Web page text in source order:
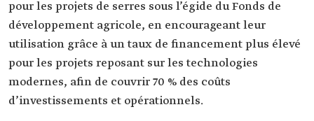
pour les projets de serres sous l’égide du Fonds de
développement agricole, en encourageant leur
utilisation grâce à un taux de financement plus élevé
pour les projets reposant sur les technologies
modernes, afin de couvrir 70 % des coûts
d’investissements et opérationnels.